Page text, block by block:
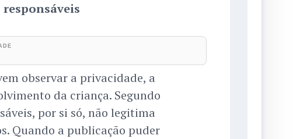
observar a privacidade, a
da criança. Segundo
por si só, não legitima
Quando a publicação puder